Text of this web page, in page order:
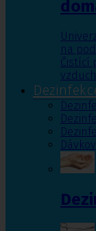
na
Čistící